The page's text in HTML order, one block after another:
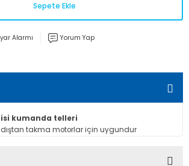
Sepete Ekle
Alarmı Yorum Yap
kumanda telleri
dıştan takma motorlar için uygundur